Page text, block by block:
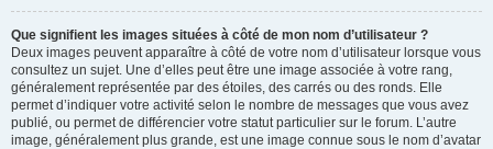
Que signifient les images situées à côté de mon nom d’utilisateur ?
Deux images peuvent apparaître à côté de votre nom d’utilisateur lorsque vous
consultez un sujet. Une d’elles peut être une image associée à votre rang,
généralement représentée par des étoiles, des carrés ou des ronds. Elle
permet d’indiquer votre activité selon le nombre de messages que vous avez
publié, ou permet de différencier votre statut particulier sur le forum. L’autre
image, généralement plus grande, est une image connue sous le nom d’avatar